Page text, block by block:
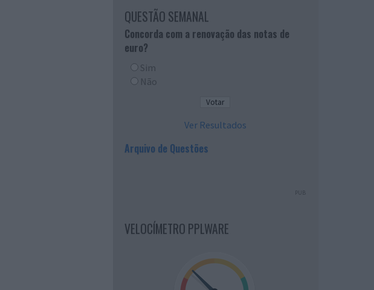
QUESTÃO SEMANAL
Concorda com a renovação das notas de
euro?
Sim
Não
Ver Resultados
Arquivo de Questões
PUB
VELOCÍMETRO PPLWARE